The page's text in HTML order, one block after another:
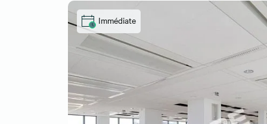
Immédiate